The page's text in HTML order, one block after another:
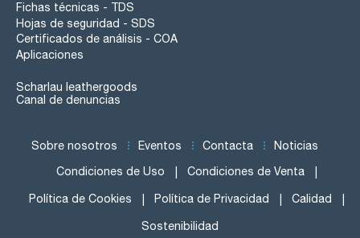
Fichas técnicas - TDS
Hojas de seguridad - SDS
Certificados de análisis - COA
Aplicaciones
Scharlau leathergoods
Canal de denuncias
Sobre nosotros Eventos Contacta Noticias
Condiciones de Uso Condiciones de Venta
Política de Cookies Política de Privacidad Calidad
Sostenibilidad